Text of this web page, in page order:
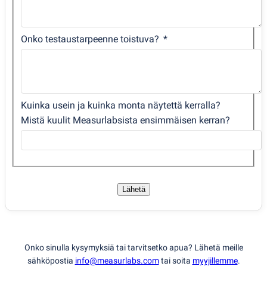
Onko testaustarpeenne toistuva?
Kuinka usein ja kuinka monta näytettä kerralla?
Mistä kuulit Measurlabsista ensimmäisen kerran?
Lähetä
Onko sinulla kysymyksiä tai tarvitsetko apua? Lähetä meille
sähköpostia info@measurlabs.comtai soita myyjillemme.